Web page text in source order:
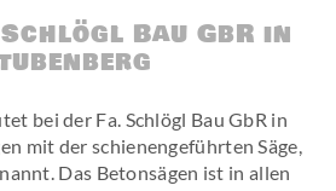
Bau GbR in
bei der Fa. Schlögl Bau GbR in
mit der schienengeführten Säge,
Das Betonsägen ist in allen